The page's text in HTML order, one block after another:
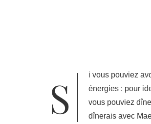
Si vous pouviez avoir un super-pouvoir, lequel choisiriez-vous et pourquoi ? Voir et harmoniser les
énergies : pour
vous pouviez
dînerais avec